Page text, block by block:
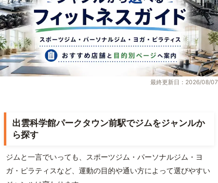
最終更新日：2026/08/07
出雲科学館パークタウン前駅でジムをジャンルか
ら探す
ジムと一言でいっても、スポーツジム・パーソナルジム・ヨ
ガ・ピラティスなど、運動の目的や通い方によって選びやすい